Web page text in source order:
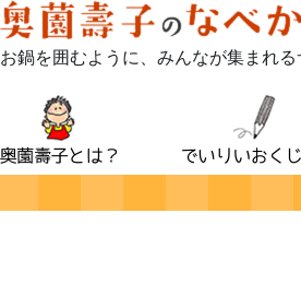
お鍋を囲むように、みんなが集まれ